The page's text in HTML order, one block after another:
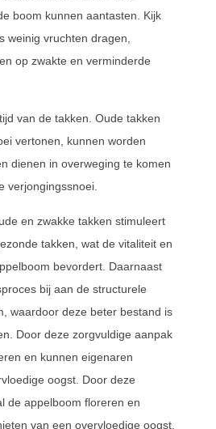
boom kunnen aantasten. Kijk
weinig vruchten dragen,
op zwakte en verminderde
van de takken. Oude takken
vertonen, kunnen worden
dienen in overweging te komen
verjongingssnoei.
en zwakke takken stimuleert
takken, wat de vitaliteit en
bevordert. Daarnaast
bij aan de structurele
waardoor deze beter bestand is
Door deze zorgvuldige aanpak
en kunnen eigenaren
oogst. Door deze
de appelboom floreren en
van een overvloedige oogst.